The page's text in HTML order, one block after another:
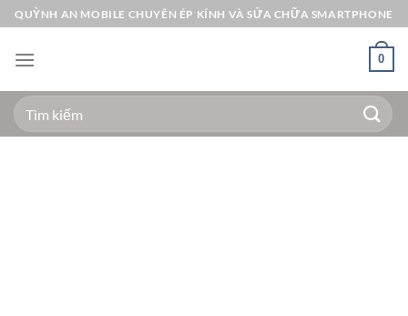
Bỏ
qua
nội
QUỲNH AN MOBILE CHUYÊN ÉP KÍNH VÀ SỬA CHỮA SMARTPHONE
0
Tìm
kiếm: